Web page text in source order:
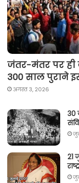
जंतर-मंतर पर ही
300 साल पुराने
अगस्त 3, 2026
30
21